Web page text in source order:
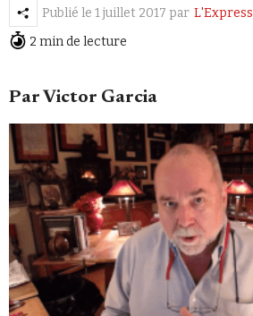
Revues de presse
Faire un don
Se connecter
Publié le 1 juillet 2017 par L'Express
2 min de lecture
Par Victor Garcia